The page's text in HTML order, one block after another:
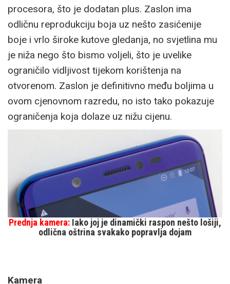
procesora, što je dodatan plus. Zaslon ima
odličnu reprodukciju boja uz nešto zasićenije
boje i vrlo široke kutove gledanja, no svjetlina mu
je niža nego što bismo voljeli, što je uvelike
ograničilo vidljivost tijekom korištenja na
otvorenom. Zaslon je definitivno među boljima u
ovom cjenovnom razredu, no isto tako pokazuje
ograničenja koja dolaze uz nižu cijenu.
Prednja kamera: Iako joj je dinamički raspon nešto lošiji,
odlična oštrina svakako popravlja dojam
Kamera